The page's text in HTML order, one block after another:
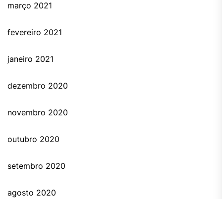
março 2021
fevereiro 2021
janeiro 2021
dezembro 2020
novembro 2020
outubro 2020
setembro 2020
agosto 2020